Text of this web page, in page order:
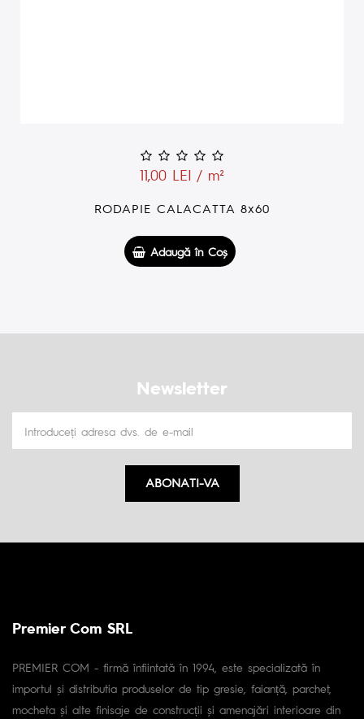
11,00 LEI / m²
RODAPIE CALACATTA 8x60
Adaugă în Coş
Newsletter
ABONATI-VA
Premier Com SRL
PREMIER COM - firmă înfiintată în 1994, este specializată în
importul și distributia produselor de tip gresie, faianță, parchet,
mocheta și alte finisaje de construcții și amenajări interioare din